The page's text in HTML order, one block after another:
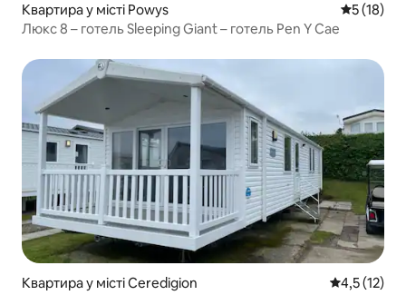
Квартира у місті Powys Середня
5 (18)
Люкс 8 – готель Sleeping Giant – готель Pen Y Cae
Квартира у місті Ceredigion Середня
4,5 (12)